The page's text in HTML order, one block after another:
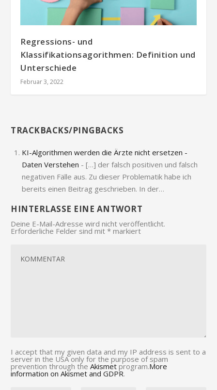
Regressions- und
Klassifikationsagorithmen: Definition und
Unterschiede
Februar 3, 2022
TRACKBACKS/PINGBACKS
KI-Algorithmen werden die Ärzte nicht ersetzen -
Daten Verstehen - […] der falsch positiven und falsch
negativen Fälle aus. Zu dieser Problematik habe ich
bereits einen Beitrag geschrieben. In der…
HINTERLASSE EINE ANTWORT
Deine E-Mail-Adresse wird nicht veröffentlicht.
Erforderliche Felder sind mit* markiert
I accept that my given data and my IP address is sent to a
server in the USA only for the purpose of spam
prevention through theAkismet program.More
information on Akismet and GDPR.